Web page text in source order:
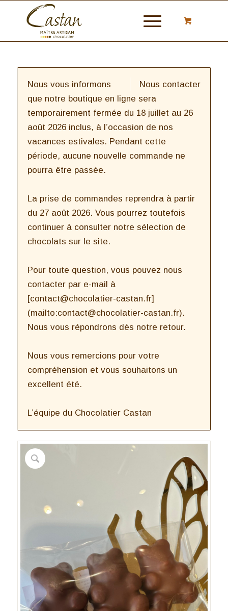
Nous contacter
Nous vous informons
que notre boutique en ligne sera
temporairement fermée du 18 juillet au 26
août 2026 inclus, à l’occasion de nos
vacances estivales. Pendant cette
période, aucune nouvelle commande ne
pourra être passée.
La prise de commandes reprendra à partir
du 27 août 2026. Vous pourrez toutefois
continuer à consulter notre sélection de
chocolats sur le site.
Pour toute question, vous pouvez nous
contacter par e-mail à
[contact@chocolatier-castan.fr]
(mailto:contact@chocolatier-castan.fr).
Nous vous répondrons dès notre retour.
Nous vous remercions pour votre
compréhension et vous souhaitons un
excellent été.
L’équipe du Chocolatier Castan